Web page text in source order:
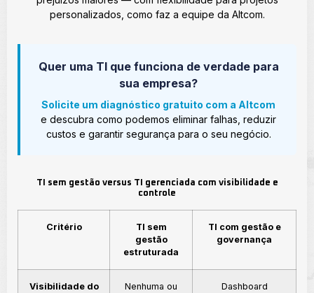
personalizados, como faz a equipe da Altcom.
Quer uma TI que funciona de verdade para
sua empresa?
Solicite um diagnóstico gratuito com a Altcom
e descubra como podemos eliminar falhas, reduzir
custos e garantir segurança para o seu negócio.
TI sem gestão versus TI gerenciada com visibilidade e
controle
Critério
TI sem
gestão
estruturada
TI com gestão e
governança
Visibilidade do
Nenhuma ou
Dashboard